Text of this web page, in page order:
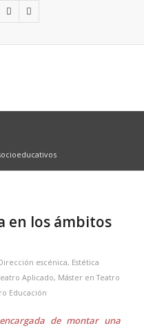
en los ámbitos
escénica, Estética
Aplicado, Máster en Teatro
Educación
de montar una